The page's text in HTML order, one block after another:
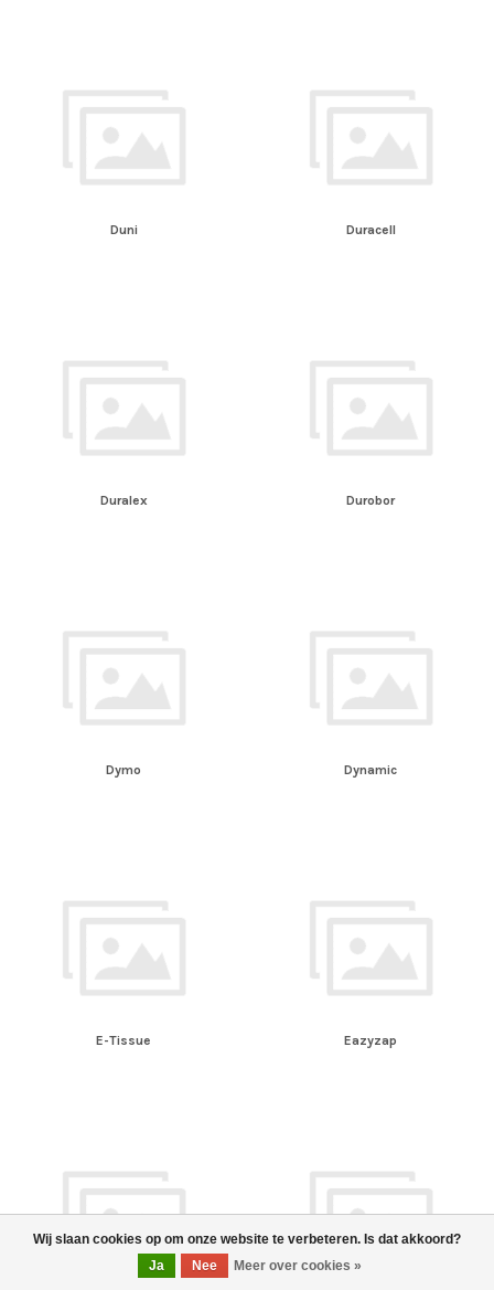
Duni Duracell
Duralex Durobor
Dymo Dynamic
E-Tissue Eazyzap
Wij slaan cookies op om onze website te verbeteren. Is dat akkoord?
Ja
Nee Meer over cookies »